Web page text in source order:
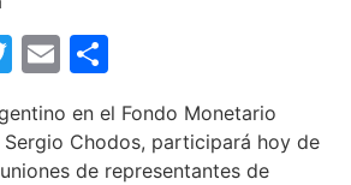
Twitter
Email
en el Fondo Monetario
Sergio Chodos, participará hoy de
de representantes de